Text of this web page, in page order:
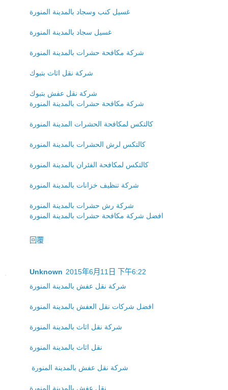
غسيل كنب وسجاد بالمدينة المنورة
غسيل سجاد بالمدينة المنورة
شركة مكافحة حشرات بالمدينة المنورة
شركة نقل اثاث بتبوك
شركة نقل عفش بتبوك
شركة مكافحة حشرات بالمدينة المنورة
كالتكس لمكافحة الحشرات المدينة المنورة
كالتكس لرش الحشرات بالمدينة المنورة
كالتكس لمكافحة الفئران بالمدينة المنورة
شركة تنظيف خزانات بالمدينة المنورة
شركة رش حشرات بالمدينة المنورة
افضل شركة مكافحة حشرات بالمدينة المنورة
回覆
Unknown 2015年6月11日 下午6:22
شركة نقل عفش بالمدينة المنورة
افضل شركات نقل العفش بالمدينة المنورة
شركة نقل اثاث بالمدينة المنورة
نقل اثاث بالمدينة المنورة
نقل عفش بالمدينة المنورة